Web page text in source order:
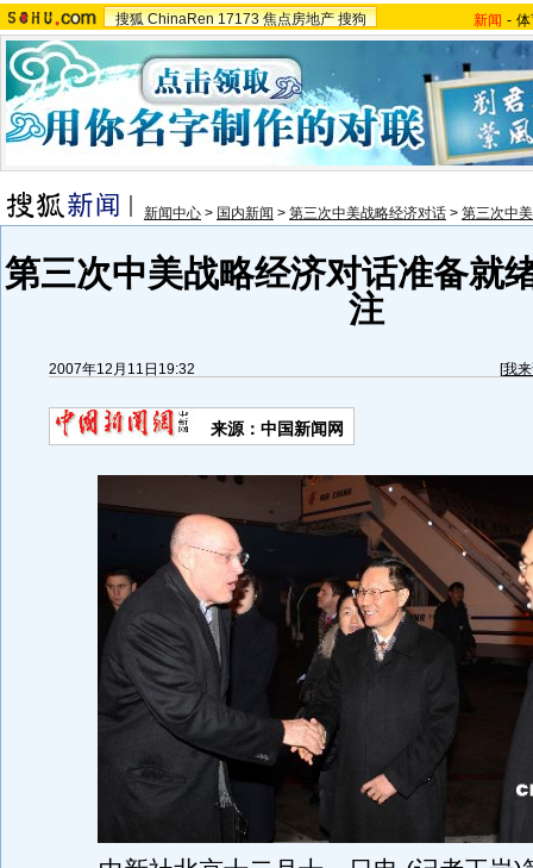
搜狐 ChinaRen 17173 焦点房地产 搜狗 新闻 -
新闻中心 > 国内新闻 > 第三次中美战略经济对话 > 第三次中
第三次中美战略经济对话准备就
注
2007年12月11日19:32 [我
来源：中国新闻网